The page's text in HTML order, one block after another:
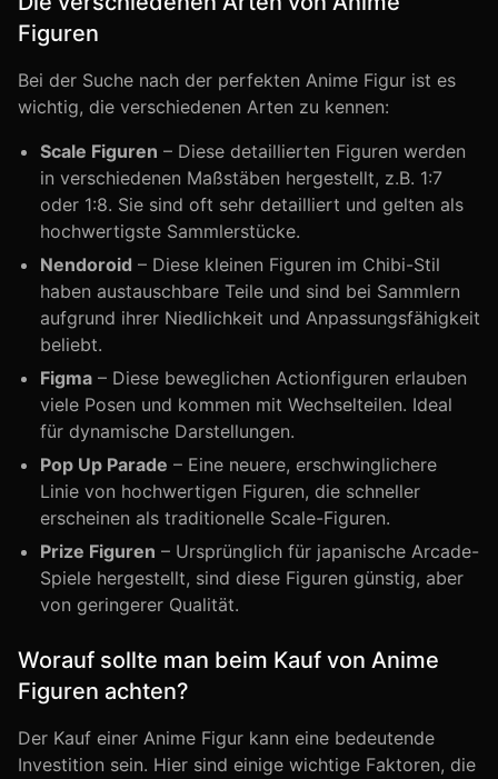
Figuren
Bei der Suche nach der perfekten Anime Figur ist es
wichtig, die verschiedenen Arten zu kennen:
Scale Figuren – Diese detaillierten Figuren werden
in verschiedenen Maßstäben hergestellt, z.B. 1:7
oder 1:8. Sie sind oft sehr detailliert und gelten als
hochwertigste Sammlerstücke.
Nendoroid – Diese kleinen Figuren im Chibi-Stil
haben austauschbare Teile und sind bei Sammlern
aufgrund ihrer Niedlichkeit und Anpassungsfähigkeit
beliebt.
Figma – Diese beweglichen Actionfiguren erlauben
viele Posen und kommen mit Wechselteilen. Ideal
für dynamische Darstellungen.
Pop Up Parade – Eine neuere, erschwinglichere
Linie von hochwertigen Figuren, die schneller
erscheinen als traditionelle Scale-Figuren.
Prize Figuren – Ursprünglich für japanische Arcade-
Spiele hergestellt, sind diese Figuren günstig, aber
von geringerer Qualität.
Worauf sollte man beim Kauf von Anime
Figuren achten?
Der Kauf einer Anime Figur kann eine bedeutende
Investition sein. Hier sind einige wichtige Faktoren, die